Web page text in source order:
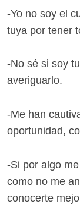
-Yo no soy el
tuya por tener
-No sé si soy
averiguarlo.
-Me han
oportunidad,
-Si por algo
como no me
conocerte